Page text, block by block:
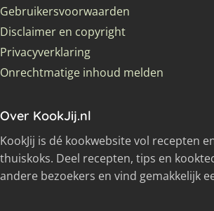
Gebruikersvoorwaarden
Disclaimer en copyright
Privacyverklaring
Onrechtmatige inhoud melden
Over KookJij.nl
KookJij is dé kookwebsite vol recepten
thuiskoks. Deel recepten, tips en
andere bezoekers en vind gemakkelijk